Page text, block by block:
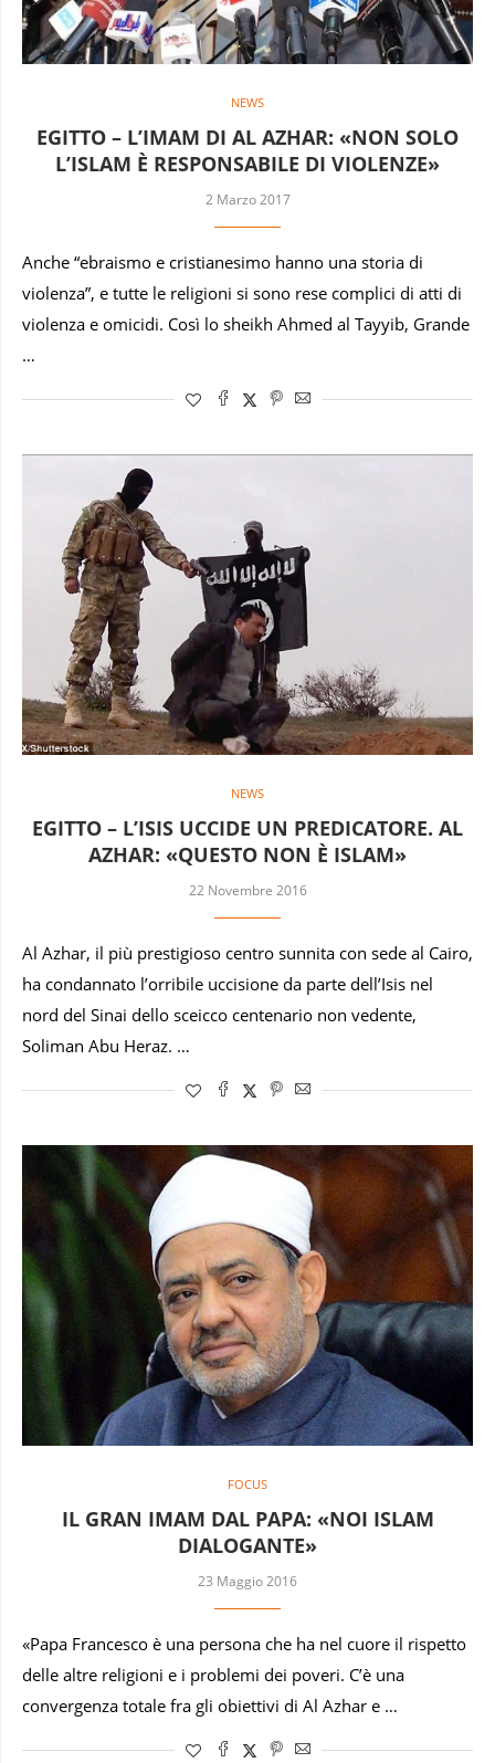
NEWS
EGITTO – L’IMAM DI AL AZHAR: «NON SOLO
L’ISLAM È RESPONSABILE DI VIOLENZE»
2 Marzo 2017
Anche “ebraismo e cristianesimo hanno una storia di
violenza”, e tutte le religioni si sono rese complici di atti di
violenza e omicidi. Così lo sheikh Ahmed al Tayyib, Grande
…
NEWS
EGITTO – L’ISIS UCCIDE UN PREDICATORE. AL
AZHAR: «QUESTO NON È ISLAM»
22 Novembre 2016
Al Azhar, il più prestigioso centro sunnita con sede al Cairo,
ha condannato l’orribile uccisione da parte dell’Isis nel
nord del Sinai dello sceicco centenario non vedente,
Soliman Abu Heraz. …
FOCUS
IL GRAN IMAM DAL PAPA: «NOI ISLAM
DIALOGANTE»
23 Maggio 2016
«Papa Francesco è una persona che ha nel cuore il rispetto
delle altre religioni e i problemi dei poveri. C’è una
convergenza totale fra gli obiettivi di Al Azhar e …